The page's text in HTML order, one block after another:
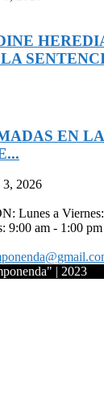
EN
3, 2026
Lunes a Viernes:
9:00 am - 1:00
| 2023